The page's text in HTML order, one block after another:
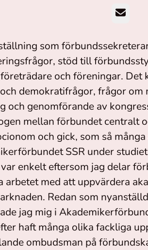
E-post
som
stöd till
och föreningar. Det
demokratifrågor, frågor om
och genomförande av
mellan förbundet centralt
och gick, som så
SSR under
enkelt eftersom jag delar
arbetet med att uppvärdera
Redan som
jag mig i
haft många olika fackliga
ombudsman på